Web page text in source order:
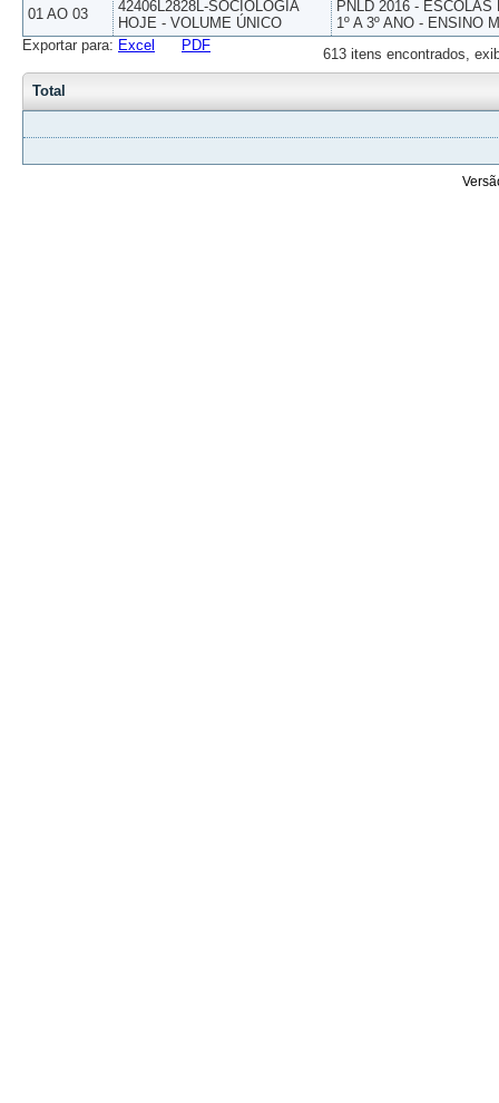
01 AO 03
42406L2828L-SOCIOLOGIA
HOJE - VOLUME ÚNICO
PNLD 2016 -
1º A 3º ANO - ENSINO
613 itens encontrados,
Exportar para: Excel PDF
Total